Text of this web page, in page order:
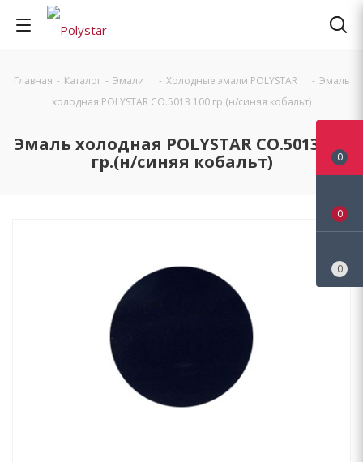
Главная - Каталог - Эмали - Холодные эмали POLYSTAR - Эмаль
холодная POLYSTAR CO.5013 100 гр.(н/синяя кобальт)
Эмаль холодная POLYSTAR CO.5013 100
гр.(н/синяя кобальт)
0
0
0